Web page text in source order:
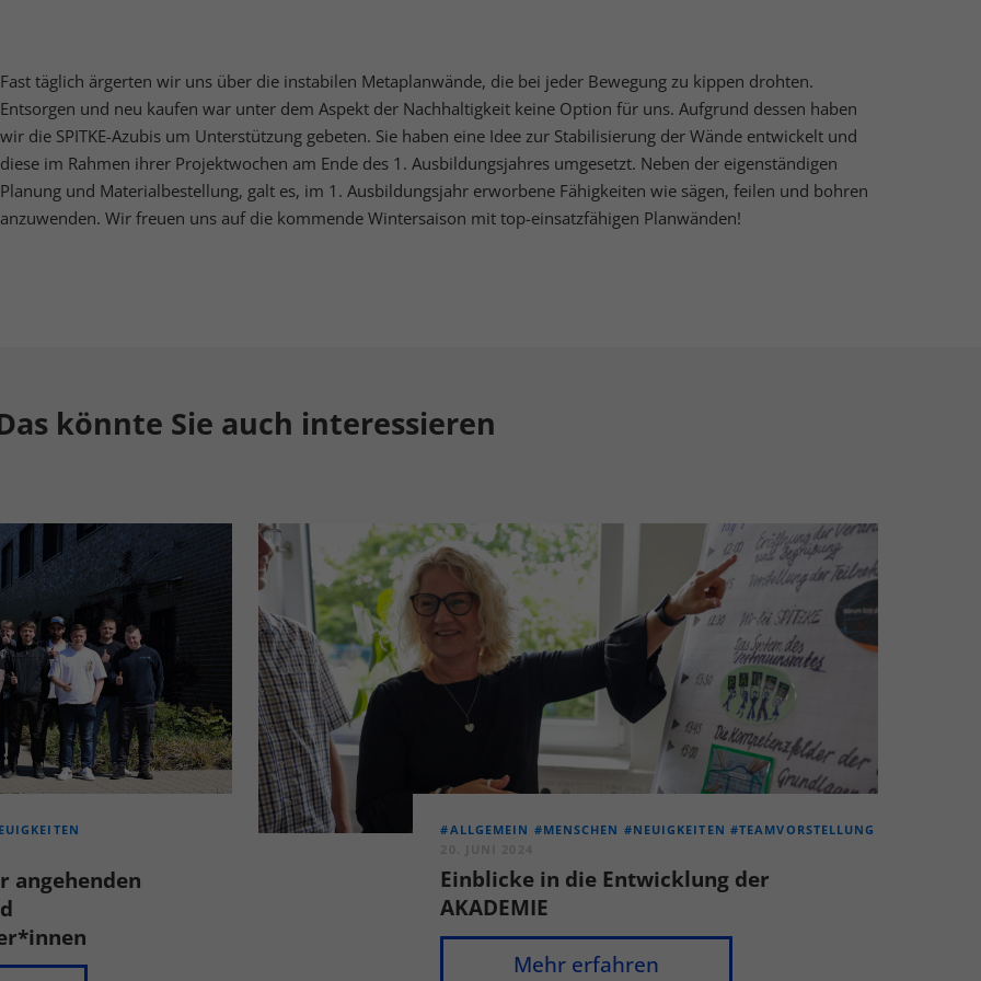
Fast täglich ärgerten wir uns über die instabilen Metaplanwände, die bei jeder Bewegung zu kippen drohten.
Entsorgen und neu kaufen war unter dem Aspekt der Nachhaltigkeit keine Option für uns. Aufgrund dessen haben
wir die SPITKE-Azubis um Unterstützung gebeten. Sie haben eine Idee zur Stabilisierung der Wände entwickelt und
diese im Rahmen ihrer Projektwochen am Ende des 1. Ausbildungsjahres umgesetzt. Neben der eigenständigen
Planung und Materialbestellung, galt es, im 1. Ausbildungsjahr erworbene Fähigkeiten wie sägen, feilen und bohren
anzuwenden. Wir freuen uns auf die kommende Wintersaison mit top-einsatzfähigen Planwänden!
könnte Sie auch interessieren
angehenden
#ALLGEMEIN #MENSCHEN #NEUIGKEITEN #TEAMVORSTELLUNG
Einblicke in die Entwicklung der
AKADEMIE
Mehr erfahren
Medien (5) Externe Medien
von Videoplattformen und Social-Media-Plattformen werden standardmäßig
Wenn Cookies von externen Medien akzeptiert werden, bedarf der Zugriff auf
Inhalte keiner manuellen Einwilligung mehr.
Cookie-Informationen anzeigen